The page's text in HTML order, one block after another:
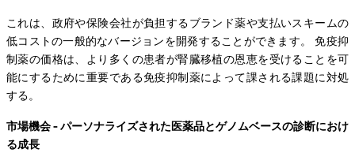
これは、政府や保険会社が負担するブランド薬や支払いスキームの
低コストの一般的なバージョンを開発することができます。 免疫抑
制薬の価格は、より多くの患者が腎臓移植の恩恵を受けることを可
能にするために重要である免疫抑制薬によって課される課題に対処
する。
市場機会 - パーソナライズされた医薬品とゲノムベースの診断におけ
る成長